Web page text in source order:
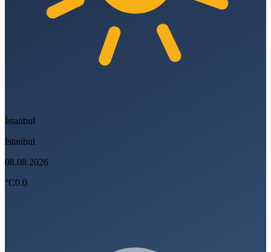
İstanbul
İstanbul
08.08.2026
°C0.0